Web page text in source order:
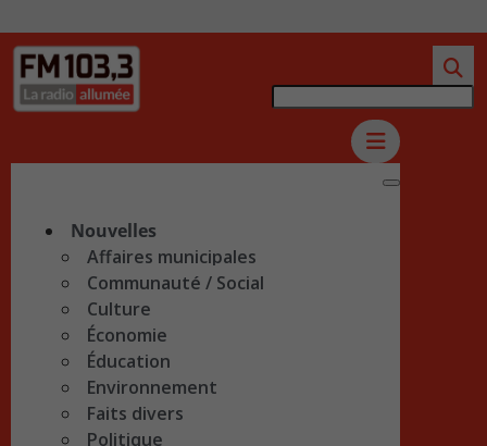
Nouvelles
Affaires municipales
Communauté / Social
Culture
Économie
Éducation
Environnement
Faits divers
Politique